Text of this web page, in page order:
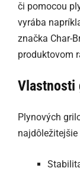
či pomocou
vyrába
značka Char-
produktovom
Vlastnosti
Plynových